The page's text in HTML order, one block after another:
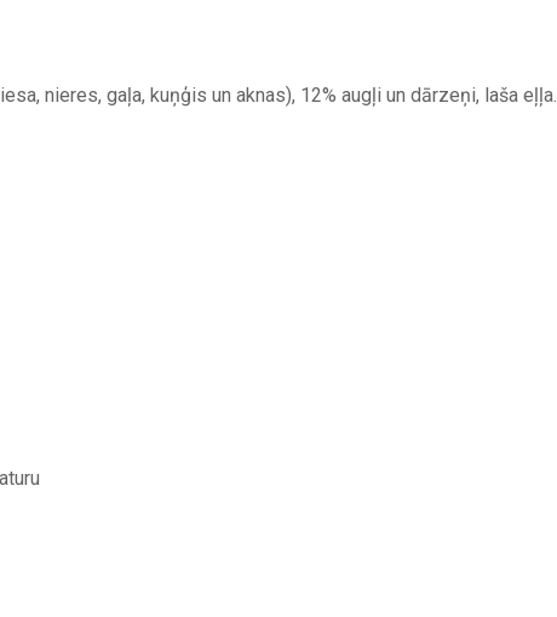
nieres, gaļa, kuņģis un aknas), 12% augļi un dārzeņi, laša eļļa.